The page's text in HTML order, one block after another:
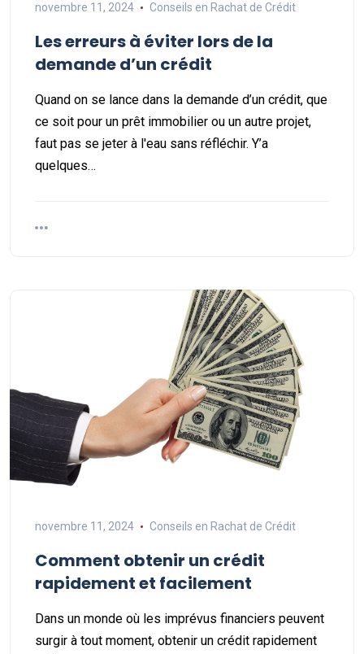
novembre 11, 2024 Conseils en Rachat de Crédit
Les erreurs à éviter lors de la
demande d’un crédit
Quand on se lance dans la demande d’un crédit, que
ce soit pour un prêt immobilier ou un autre projet,
faut pas se jeter à l'eau sans réfléchir. Y’a
quelques…
novembre 11, 2024 Conseils en Rachat de Crédit
Comment obtenir un crédit
rapidement et facilement
Dans un monde où les imprévus financiers peuvent
surgir à tout moment, obtenir un crédit rapidement